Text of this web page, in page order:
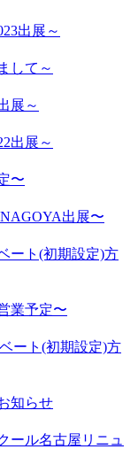
出展～
して～
展～
出展～
〜
出展〜
ート(初期設定)方
業予定〜
ート(初期設定)方
知らせ
ール名古屋リニュ